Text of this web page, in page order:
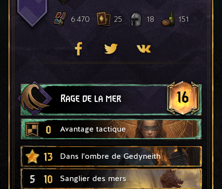
6 470 25 18 151
Rage de la mer 16
0 Avantage tactique
13 Dans l'ombre de Gedyneith
5 10 Sanglier des mers